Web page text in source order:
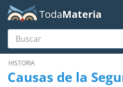
TodaMateria
Buscar
Menú
HISTORIA
Causas de la